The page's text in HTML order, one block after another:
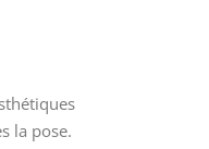
la pose.